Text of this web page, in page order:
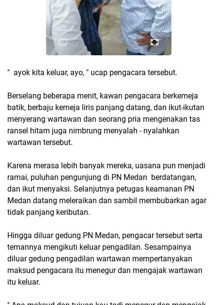
" ayok kita keluar, ayo, " ucap pengacara tersebut.
Berselang beberapa menit, kawan pengacara berkemeja
batik, berbaju kemeja liris panjang datang, dan ikut-ikutan
menyerang wartawan dan seorang pria mengenakan tas
ransel hitam juga nimbrung menyalah - nyalahkan
wartawan tersebut.
Karena merasa lebih banyak mereka, uasana pun menjadi
ramai, puluhan pengunjung di PN Medan berdatangan,
dan ikut menyaksi. Selanjutnya petugas keamanan PN
Medan datang meleraikan dan sambil membubarkan agar
tidak panjang keributan.
Hingga diluar gedung PN Medan, pengacar tersebut serta
temannya mengikuti keluar pengadilan. Sesampainya
diluar gedung pengadilan wartawan mempertanyakan
maksud pengacara itu menegur dan mengajak wartawan
itu keluar.